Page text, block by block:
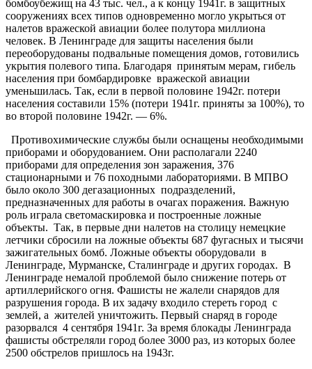
бомбоубежищ на 43 тыс. чел., а к концу 1941г. в защитных
сооружениях всех типов одновременно могло укрыться от
налетов вражеской авиации более полутора миллиона
человек. В Ленинграде для защиты населения были
переоборудованы подвальные помещения домов, готовились
укрытия полевого типа. Благодаря принятым мерам, гибель
населения при бомбардировке вражеской авиации
уменьшилась. Так, если в первой половине 1942г. потери
населения составили 15% (потери 1941г. приняты за 100%), то
во второй половине 1942г. — 6%.
Противохимические службы были оснащены необходимыми
приборами и оборудованием. Они располагали 2240
приборами для определения зон заражения, 376
стационарными и 76 походными лабораториями. В МПВО
было около 300 дегазационных подразделений,
предназначенных для работы в очагах поражения. Важную
роль играла светомаскировка и построенные ложные
объекты. Так, в первые дни налетов на столицу немецкие
летчики сбросили на ложные объекты 687 фугасных и тысячи
зажигательных бомб. Ложные объекты оборудовали в
Ленинграде, Мурманске, Сталинграде и других городах. В
Ленинграде немалой проблемой было снижение потерь от
артиллерийского огня. Фашисты не жалели снарядов для
разрушения города. В их задачу входило стереть город с
землей, а жителей уничтожить. Первый снаряд в городе
разорвался 4 сентября 1941г. За время блокады Ленинграда
фашисты обстреляли город более 3000 раз, из которых более
2500 обстрелов пришлось на 1943г.